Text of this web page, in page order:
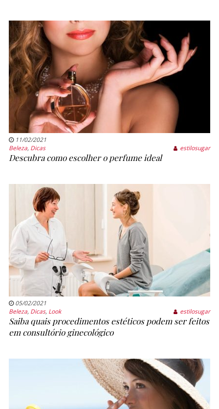
11/02/2021
Beleza, Dicas estilosugar
Descubra como escolher o perfume ideal
05/02/2021
Beleza, Dicas, Look estilosugar
Saiba quais procedimentos estéticos podem ser feitos
em consultório ginecológico